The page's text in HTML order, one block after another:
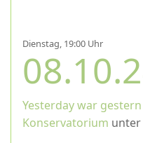
Dienstag, 19:00 Uhr
Yesterday war gestern
Konservatorium unter